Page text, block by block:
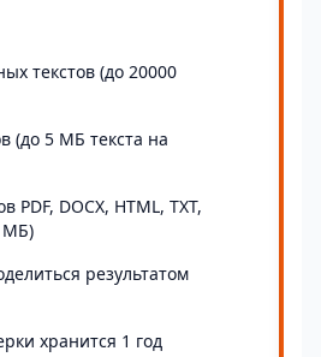
текстов (до 20000
(до 5 МБ текста на
PDF, DOCX, HTML, TXT,
МБ)
результатом
хранится 1 год